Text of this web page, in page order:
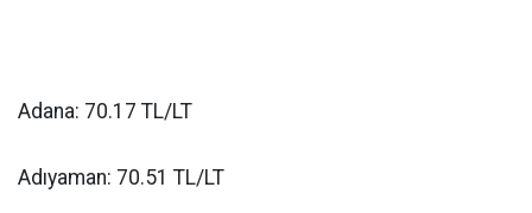
Adana: 70.17 TL/LT
Adıyaman: 70.51 TL/LT